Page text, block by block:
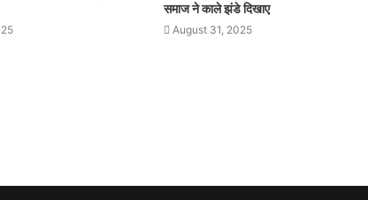
समाज ने काले झंडे दिखाए
August 31, 2025